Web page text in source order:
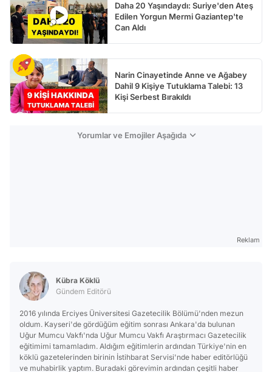
Daha 20 Yaşındaydı: Suriye'den Ateş
Edilen Yorgun Mermi Gaziantep'te
Can Aldı
Narin Cinayetinde Anne ve Ağabey
Dahil 9 Kişiye Tutuklama Talebi: 13
Kişi Serbest Bırakıldı
Yorumlar ve Emojiler Aşağıda
Reklam
Kübra Köklü
Gündem Editörü
2016 yılında Erciyes Üniversitesi Gazetecilik Bölümü'nden mezun
oldum. Kayseri'de gördüğüm eğitim sonrası Ankara'da bulunan
Uğur Mumcu Vakfı'nda Uğur Mumcu Vakfı Araştırmacı Gazetecilik
eğitimimi tamamladım. Aldığım eğitimlerin ardından Türkiye'nin en
köklü gazetelerinden birinin İstihbarat Servisi'nde haber editörlüğü
ve muhabirlik yaptım. Buradaki görevimin ardından çeşitli haber